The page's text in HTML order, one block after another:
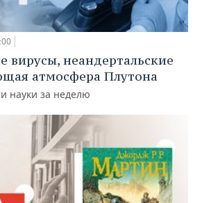
вирусы, неандертальские
атмосфера Плутона
науки за неделю